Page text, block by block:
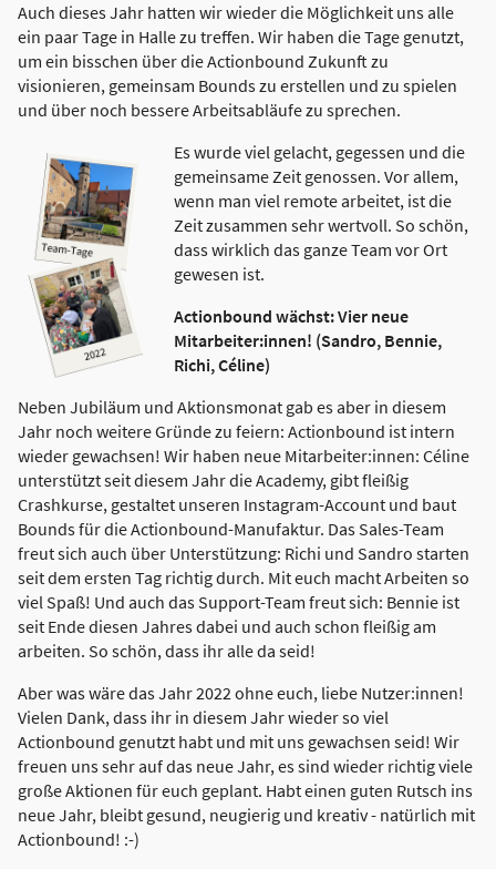
Auch dieses Jahr hatten wir wieder die Möglichkeit uns alle
ein paar Tage in Halle zu treffen. Wir haben die Tage genutzt,
um ein bisschen über die Actionbound Zukunft zu
visionieren, gemeinsam Bounds zu erstellen und zu spielen
und über noch bessere Arbeitsabläufe zu sprechen.
Es wurde viel gelacht, gegessen und die
gemeinsame Zeit genossen. Vor allem,
wenn man viel remote arbeitet, ist die
Zeit zusammen sehr wertvoll. So schön,
dass wirklich das ganze Team vor Ort
gewesen ist.
Actionbound wächst: Vier neue
Mitarbeiter:innen! (Sandro, Bennie,
Richi, Céline)
Neben Jubiläum und Aktionsmonat gab es aber in diesem
Jahr noch weitere Gründe zu feiern: Actionbound ist intern
wieder gewachsen! Wir haben neue Mitarbeiter:innen: Céline
unterstützt seit diesem Jahr die Academy, gibt fleißig
Crashkurse, gestaltet unseren Instagram-Account und baut
Bounds für die Actionbound-Manufaktur. Das Sales-Team
freut sich auch über Unterstützung: Richi und Sandro starten
seit dem ersten Tag richtig durch. Mit euch macht Arbeiten so
viel Spaß! Und auch das Support-Team freut sich: Bennie ist
seit Ende diesen Jahres dabei und auch schon fleißig am
arbeiten. So schön, dass ihr alle da seid!
Aber was wäre das Jahr 2022 ohne euch, liebe Nutzer:innen!
Vielen Dank, dass ihr in diesem Jahr wieder so viel
Actionbound genutzt habt und mit uns gewachsen seid! Wir
freuen uns sehr auf das neue Jahr, es sind wieder richtig viele
große Aktionen für euch geplant. Habt einen guten Rutsch ins
neue Jahr, bleibt gesund, neugierig und kreativ - natürlich mit
Actionbound! :-)